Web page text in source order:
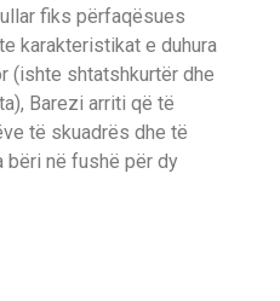
fiks përfaqësues
karakteristikat e duhura
(ishte shtatshkurtër dhe
Barezi arriti që të
të skuadrës dhe të
bëri në fushë për dy